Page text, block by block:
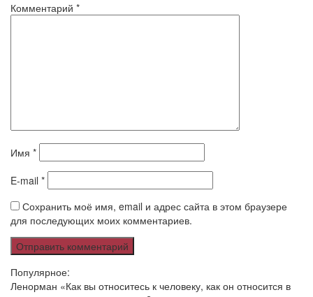
Комментарий *
Имя *
E-mail *
Сохранить моё имя, email и адрес сайта в этом браузере
для последующих моих комментариев.
Популярное:
Ленорман «Как вы относитесь к человеку, как он относится в